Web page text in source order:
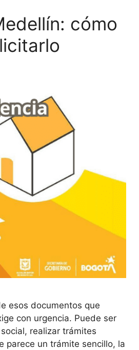
cómo
esos documentos que
con urgencia. Puede ser
realizar trámites
parece un trámite sencillo, la